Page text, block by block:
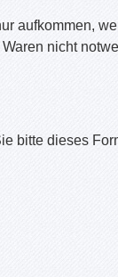
aufkommen,
nicht
bitte dieses